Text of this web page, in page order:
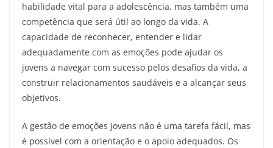
habilidade vital para a adolescência, mas também uma
competência que será útil ao longo da vida. A
capacidade de reconhecer, entender e lidar
adequadamente com as emoções pode ajudar os
jovens a navegar com sucesso pelos desafios da vida, a
construir relacionamentos saudáveis e a alcançar seus
objetivos.
A gestão de emoções jovens não é uma tarefa fácil, mas
é possível com a orientação e o apoio adequados. Os